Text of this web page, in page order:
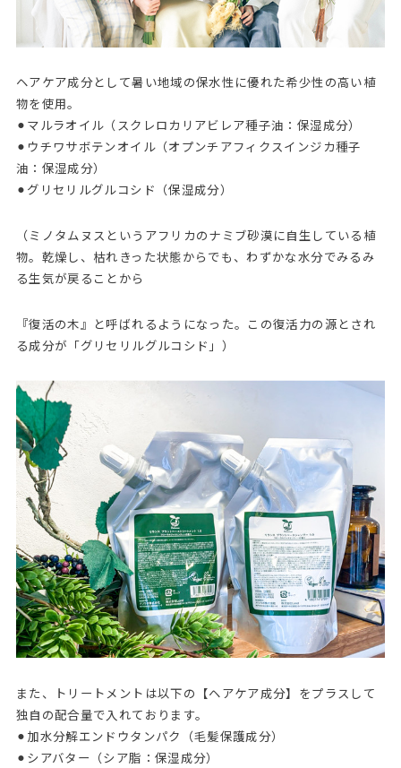
ヘアケア成分として暑い地域の保水性に優れた希少性の高い植
物を使用。
⚫︎マルラオイル（スクレロカリアビレア種子油：保湿成分）
⚫︎ウチワサボテンオイル（オプンチアフィクスインジカ種子
油：保湿成分）
⚫︎グリセリルグルコシド（保湿成分）
（ミノタムヌスというアフリカのナミブ砂漠に自生している植
物。乾燥し、枯れきった状態からでも、わずかな水分でみるみ
る生気が戻ることから
『復活の木』と呼ばれるようになった。この復活力の源とされ
る成分が「グリセリルグルコシド」）
また、トリートメントは以下の【ヘアケア成分】をプラスして
独自の配合量で入れております。
⚫︎加水分解エンドウタンパク（毛髪保護成分）
⚫︎シアバター（シア脂：保湿成分）